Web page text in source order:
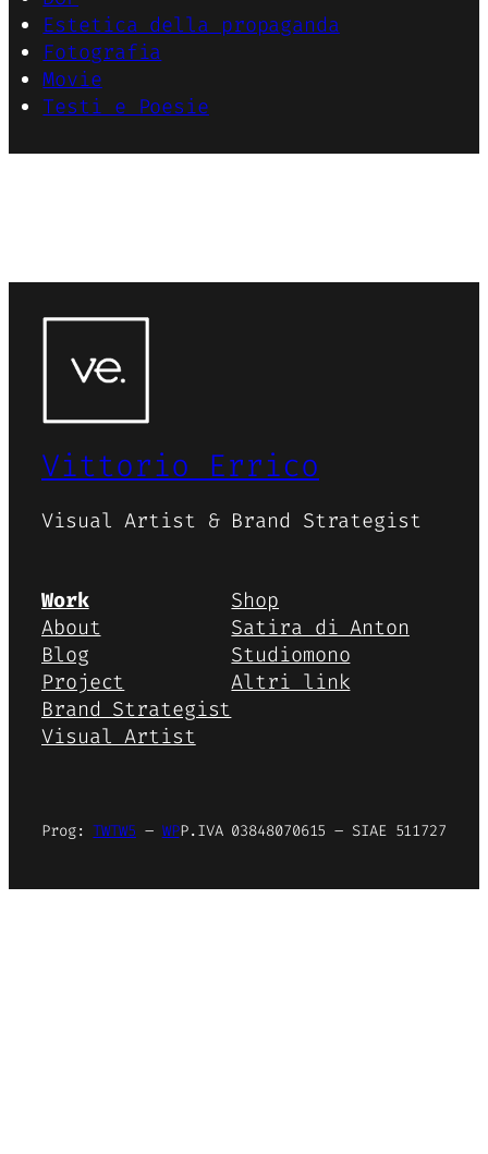
Estetica della propaganda
Fotografia
Movie
Testi e Poesie
Vittorio Errico
Visual Artist & Brand Strategist
Work
About
Blog
Project
Brand Strategist
Visual Artist
Shop
Satira di Anton
Studiomono
Altri link
Prog:TWTW5 – WPP.IVA 03848070615 – SIAE 511727